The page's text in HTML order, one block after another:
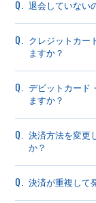
Q. 退会していない
Q.
クレジットカー
ますか？
Q.
デビットカード
ますか？
Q.
決済方法を変更
か？
Q. 決済が重複して